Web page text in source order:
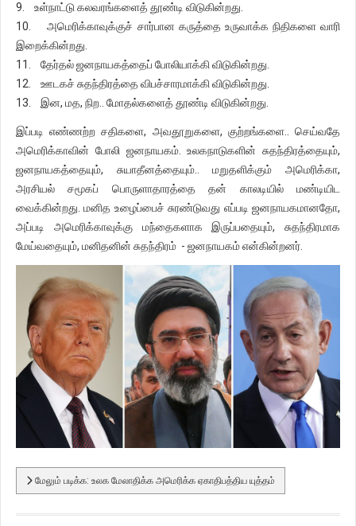
9. உள்நாட்டு கலவரங்களைத் தூண்டி விடுகின்றது.
10. அமெரிக்காவுக்குச் சார்பான கருத்தை உருவாக்க நிதிகளை வாரி
இறைக்கின்றது.
11. தேர்தல் ஜனநாயகத்தைப் போலியாக்கி விடுகின்றது.
12. ஊடகச் சுதந்திரத்தை விபச்சாரமாக்கி விடுகின்றது.
13. இன, மத, நிற.. மோதல்களைத் தூண்டி விடுகின்றது.
இப்படி எண்ணற்ற சதிகளை, அவதூறுகளை, குற்றங்களை.. செய்வதே
அமெரிக்காவின் போலி ஜனநாயகம். உலகநாடுகளின் சுதந்திரத்தையும்,
ஜனநாயகத்தையும், சுயாதீனத்தையும்.. மறுதளிக்கும் அமெரிக்கா,
அரசியல் சமூகப் பொருளாதாரத்தை தன் காலடியில் மண்டியிட
வைக்கின்றது. மனித உழைப்பைச் சுரண்டுவது எப்படி ஜனநாயகமானதோ,
அப்படி அமெரிக்காவுக்கு மந்தைகளாக இருப்பதையும், சுதந்திரமாக
மேய்வதையும், மனிதனின் சுதந்திரம் - ஜனநாயகம் என்கின்றனர்.
மேலும் படிக்க: உலக மேலாதிக்க அமெரிக்க ஏகாதிபத்திய யுத்தம்